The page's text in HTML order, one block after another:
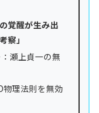
覚醒が生み出
察」
瀬上貞一の無
物理法則を無効